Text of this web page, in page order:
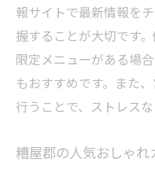
報サイトで最新情報を
握することが大切です
限定メニューがある場
もおすすめです。また
行うことで、ストレス
糟屋郡の人気おしゃ